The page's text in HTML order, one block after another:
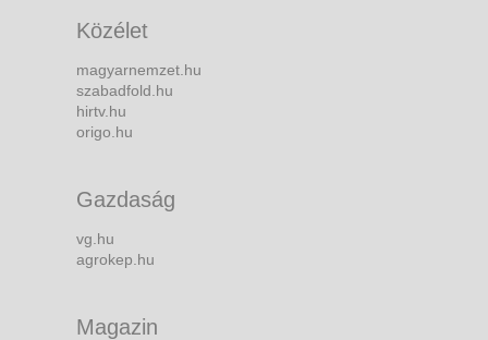
Közélet
magyarnemzet.hu
szabadfold.hu
hirtv.hu
origo.hu
Gazdaság
vg.hu
agrokep.hu
Magazin